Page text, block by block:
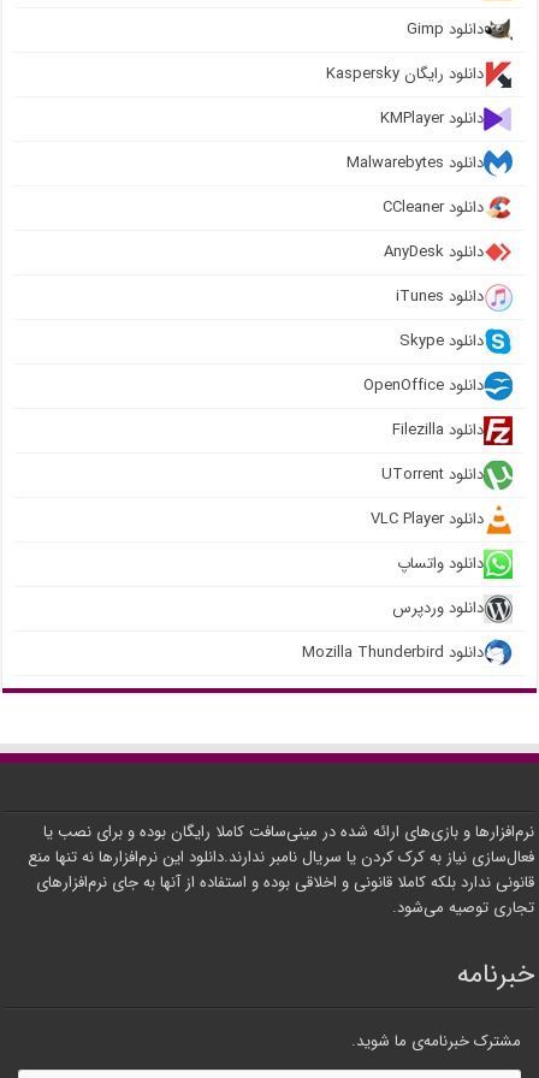
دانلود Gimp
دانلود رایگان Kaspersky
دانلود KMPlayer
دانلود Malwarebytes
دانلود CCleaner
دانلود AnyDesk
دانلود iTunes
دانلود Skype
دانلود OpenOffice
دانلود Filezilla
دانلود UTorrent
دانلود VLC Player
دانلود واتساپ
دانلود وردپرس
دانلود Mozilla Thunderbird
نرم‌افزارها و بازی‌های ارائه شده در مینی‌سافت کاملا رایگان بوده و برای نصب یا
فعال‌سازی نیاز به کرک کردن یا سریال نامبر ندارند.دانلود این نرم‌افزارها نه تنها منع
قانونی ندارد بلکه کاملا قانونی و اخلاقی بوده و استفاده از آنها به جای نرم‌افزارهای
تجاری توصیه می‌شود.
خبرنامه
مشترک خبرنامه‌ی ما شوید.